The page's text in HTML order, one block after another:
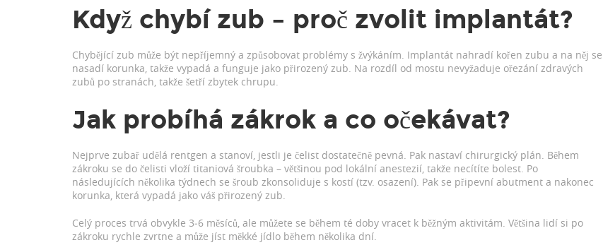
Když chybí zub – proč zvolit implantát?
Chybějící zub může být nepříjemný a způsobovat problémy s žvýkáním. Implantát nahradí kořen zubu a na něj se
nasadí korunka, takže vypadá a funguje jako přirozený zub. Na rozdíl od mostu nevyžaduje ořezání zdravých
zubů po stranách, takže šetří zbytek chrupu.
Jak probíhá zákrok a co očekávat?
Nejprve zubař udělá rentgen a stanoví, jestli je čelist dostatečně pevná. Pak nastaví chirurgický plán. Během
zákroku se do čelisti vloží titaniová šroubka – většinou pod lokální anestezií, takže necítíte bolest. Po
následujících několika týdnech se šroub zkonsoliduje s kostí (tzv. osazení). Pak se připevní abutment a nakonec
korunka, která vypadá jako váš přirozený zub.
Celý proces trvá obvykle 3‑6 měsíců, ale můžete se během té doby vracet k běžným aktivitám. Většina lidí si po
zákroku rychle zvrtne a může jíst měkké jídlo během několika dní.